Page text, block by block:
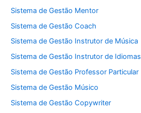
Sistema de Gestão Mentor
Sistema de Gestão Coach
Sistema de Gestão Instrutor de Música
Sistema de Gestão Instrutor de Idiomas
Sistema de Gestão Professor Particular
Sistema de Gestão Músico
Sistema de Gestão Copywriter